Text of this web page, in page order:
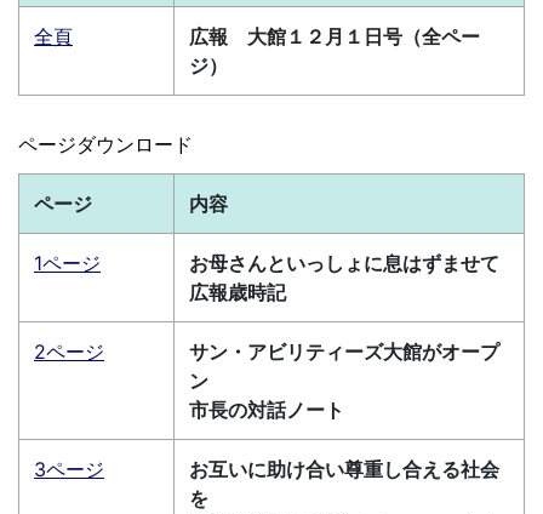
全頁
広報 大館１２月１日号（全ペー
ジ）
ページダウンロード
ページ 内容
1ページ
お母さんといっしょに息はずませて
広報歳時記
2ページ
サン・アビリティーズ大館がオープ
ン
市長の対話ノート
3ページ
お互いに助け合い尊重し合える社会
を